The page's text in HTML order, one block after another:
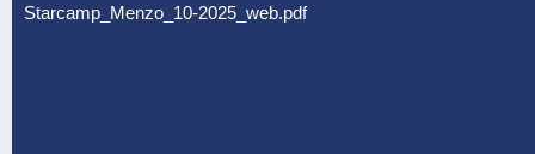
Starcamp_Menzo_10-2025_web.pdf